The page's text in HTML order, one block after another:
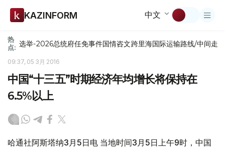
KAZINFORM 中文
热
点: 选举-2026总统府任免事件国情咨文跨里海国际运输路线/中间走廊
09:37, 05 3月 2016
中国“十三五”时期经济年均增长将保持在
6.5%以上
哈通社阿斯塔纳3月5日电 当地时间3月5日上午9时，中国